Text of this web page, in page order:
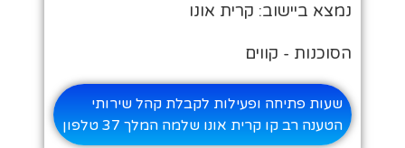
נמצא ביישוב: קרית אונו
הסוכנות - קווים
שעות פתיחה ופעילות לקבלת קהל שירותי
הטענה רב קו קרית אונו שלמה המלך 37 טלפון